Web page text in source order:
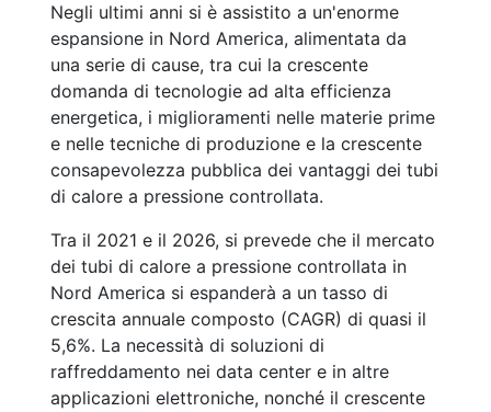
Negli ultimi anni si è assistito a un'enorme
espansione in Nord America, alimentata da
una serie di cause, tra cui la crescente
domanda di tecnologie ad alta efficienza
energetica, i miglioramenti nelle materie prime
e nelle tecniche di produzione e la crescente
consapevolezza pubblica dei vantaggi dei tubi
di calore a pressione controllata.
Tra il 2021 e il 2026, si prevede che il mercato
dei tubi di calore a pressione controllata in
Nord America si espanderà a un tasso di
crescita annuale composto (CAGR) di quasi il
5,6%. La necessità di soluzioni di
raffreddamento nei data center e in altre
applicazioni elettroniche, nonché il crescente